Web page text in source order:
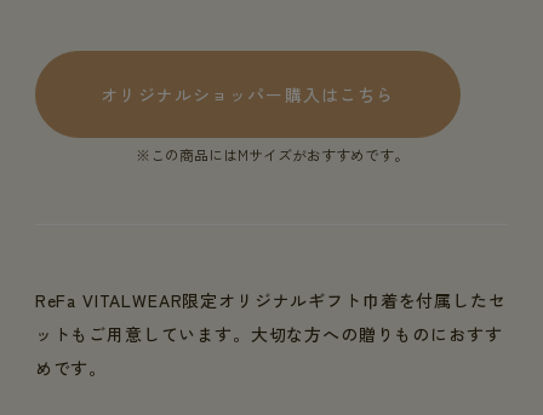
オリジナルショッパー購入はこちら
※この商品にはMサイズがおすすめです。
ReFa VITALWEAR限定オリジナルギフト巾着を付属したセ
ットもご用意しています。大切な方への贈りものにおすす
めです。